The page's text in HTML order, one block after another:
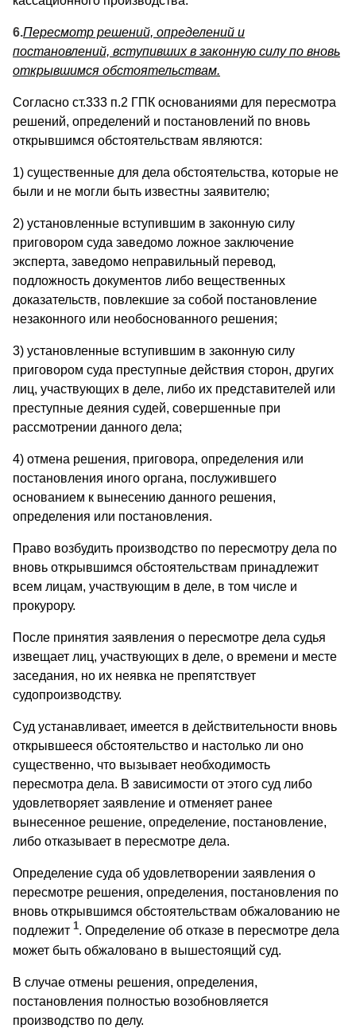
6.Пересмотр решений, определений и
постановлений, вступивших в законную силу по вновь
открывшимся обстоятельствам.
Согласно ст.333 п.2 ГПК основаниями для пересмотра
решений, определений и постановлений по вновь
открывшимся обстоятельствам являются:
1) существенные для дела обстоятельства, которые не
были и не могли быть известны заявителю;
2) установленные вступившим в законную силу
приговором суда заведомо ложное заключение
эксперта, заведомо неправильный перевод,
подложность документов либо вещественных
доказательств, повлекшие за собой постановление
незаконного или необоснованного решения;
3) установленные вступившим в законную силу
приговором суда преступные действия сторон, других
лиц, участвующих в деле, либо их представителей или
преступные деяния судей, совершенные при
рассмотрении данного дела;
4) отмена решения, приговора, определения или
постановления иного органа, послужившего
основанием к вынесению данного решения,
определения или постановления.
Право возбудить производство по пересмотру дела по
вновь открывшимся обстоятельствам принадлежит
всем лицам, участвующим в деле, в том числе и
прокурору.
После принятия заявления о пересмотре дела судья
извещает лиц, участвующих в деле, о времени и месте
заседания, но их неявка не препятствует
судопроизводству.
Суд устанавливает, имеется в действительности вновь
открывшееся обстоятельство и настолько ли оно
существенно, что вызывает необходимость
пересмотра дела. В зависимости от этого суд либо
удовлетворяет заявление и отменяет ранее
вынесенное решение, определение, постановление,
либо отказывает в пересмотре дела.
Определение суда об удовлетворении заявления о
пересмотре решения, определения, постановления по
вновь открывшимся обстоятельствам обжалованию не
подлежит 1. Определение об отказе в пересмотре дела
может быть обжаловано в вышестоящий суд.
В случае отмены решения, определения,
постановления полностью возобновляется
производство по делу.